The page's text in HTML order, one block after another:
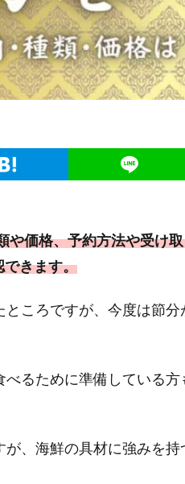
や価格、予約方法や受け
できます。
ころですが、今度は節分
るために準備している
、海鮮の具材に強みを持